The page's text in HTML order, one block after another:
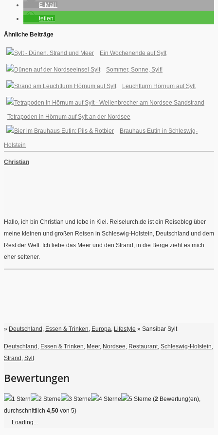
E-Mail
teilen
Ähnliche Beiträge
Ein Wochenende auf Sylt
Sommer, Sonne, Sylt!
Leuchtturm Hörnum auf Sylt
Tetrapoden in Hörnum auf Sylt an der Nordsee
Brauhaus Eutin in Schleswig-
Holstein
Christian
Hallo, ich bin Christian und lebe in Kiel. Reiselurch.de ist ein Reiseblog über
meine kleinen und großen Reisen in Schleswig-Holstein, Deutschland und dem
Rest der Welt. Ich liebe das Meer und den Strand, in die Berge zieht es mich
eher seltener.
» Deutschland , Essen & Trinken, Europa, Lifestyle » Sansibar Sylt
Deutschland , Essen & Trinken, Meer, Nordsee, Restaurant, Schleswig-Holstein,
Strand , Sylt
Bewertungen
(2 Bewertung(en),
durchschnittlich 4,50 von 5)
Loading...